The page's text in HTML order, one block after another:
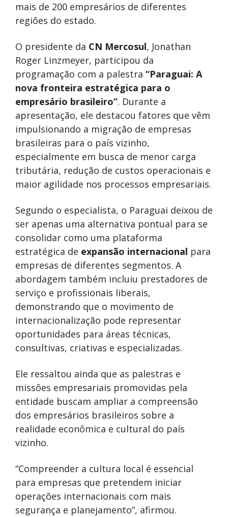
mais de 200 empresários de diferentes
regiões do estado.
O presidente da CN Mercosul, Jonathan
Roger Linzmeyer, participou da
programação com a palestra “Paraguai: A
nova fronteira estratégica para o
empresário brasileiro”. Durante a
apresentação, ele destacou fatores que vêm
impulsionando a migração de empresas
brasileiras para o país vizinho,
especialmente em busca de menor carga
tributária, redução de custos operacionais e
maior agilidade nos processos empresariais.
Segundo o especialista, o Paraguai deixou de
ser apenas uma alternativa pontual para se
consolidar como uma plataforma
estratégica de expansão internacional para
empresas de diferentes segmentos. A
abordagem também incluiu prestadores de
serviço e profissionais liberais,
demonstrando que o movimento de
internacionalização pode representar
oportunidades para áreas técnicas,
consultivas, criativas e especializadas.
Ele ressaltou ainda que as palestras e
missões empresariais promovidas pela
entidade buscam ampliar a compreensão
dos empresários brasileiros sobre a
realidade econômica e cultural do país
vizinho.
“Compreender a cultura local é essencial
para empresas que pretendem iniciar
operações internacionais com mais
segurança e planejamento”, afirmou.